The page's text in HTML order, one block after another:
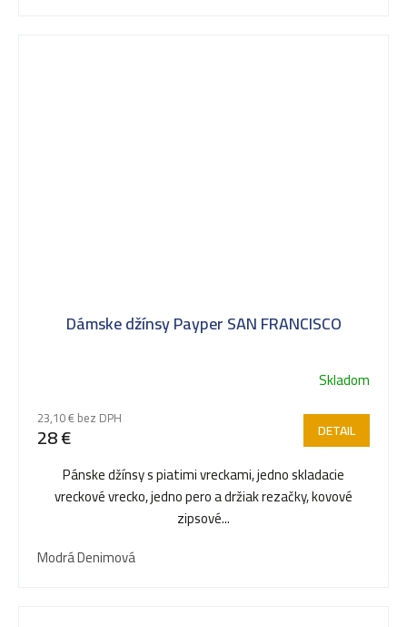
Dámske džínsy Payper SAN FRANCISCO
Skladom
23,10 € bez DPH
28 € DETAIL
Pánske džínsy s piatimi vreckami, jedno skladacie
vreckové vrecko, jedno pero a držiak rezačky, kovové
zipsové...
Modrá Denimová